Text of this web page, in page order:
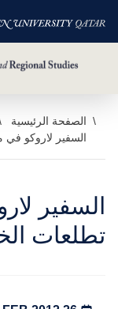
تخطي
المحتوى
الصفحة الرئيسية
السفير لاروكو
السفير
تطلعات